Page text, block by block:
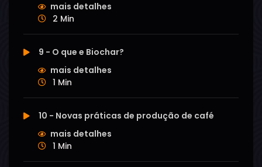
mais detalhes
2 Min
9 - O que e Biochar?
mais detalhes
1 Min
10 - Novas práticas de produção de café
mais detalhes
1 Min